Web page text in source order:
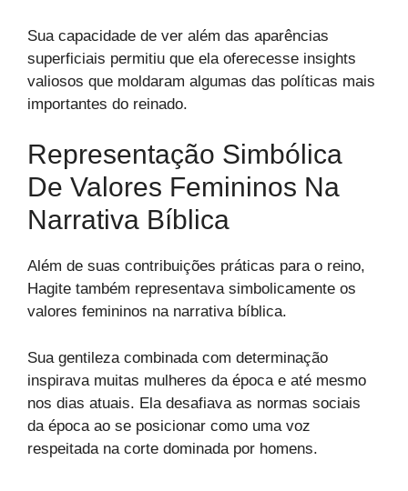
Sua capacidade de ver além das aparências
superficiais permitiu que ela oferecesse insights
valiosos que moldaram algumas das políticas mais
importantes do reinado.
Representação Simbólica
De Valores Femininos Na
Narrativa Bíblica
Além de suas contribuições práticas para o reino,
Hagite também representava simbolicamente os
valores femininos na narrativa bíblica.
Sua gentileza combinada com determinação
inspirava muitas mulheres da época e até mesmo
nos dias atuais. Ela desafiava as normas sociais
da época ao se posicionar como uma voz
respeitada na corte dominada por homens.